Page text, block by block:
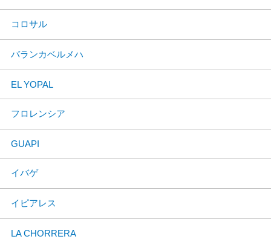
コロサル
バランカベルメハ
EL YOPAL
フロレンシア
GUAPI
イバゲ
イピアレス
LA CHORRERA